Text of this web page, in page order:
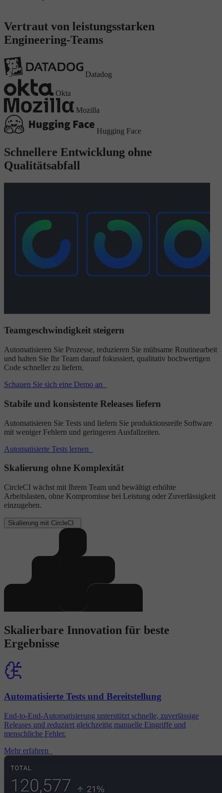
Vertraut von leistungsstarken
Engineering-Teams
Datadog
Okta
Mozilla
Hugging Face
Schnellere Entwicklung ohne
Qualitätsabfall
Teamgeschwindigkeit steigern
Automatisieren Sie Prozesse, reduzieren Sie mühsame Routinearbeit
und halten Sie Ihr Team darauf fokussiert, qualitativ hochwertigen
Code schneller zu liefern.
Schauen Sie sich eine Demo an
Stabile und konsistente Releases liefern
Automatisieren Sie Tests und liefern Sie produktionsreife Software
mit weniger Fehlern und geringeren Ausfallzeiten.
Automatisierte Tests lernen
Skalierung ohne Komplexität
CircleCI wächst mit Ihrem Team und bewältigt erhöhte
Arbeitslasten, ohne Kompromisse bei Leistung oder Zuverlässigkeit
einzugehen.
Skalierung mit CircleCI
Skalierbare Innovation für beste
Ergebnisse
Automatisierte Tests und Bereitstellung
End-to-End-Automatisierung unterstützt schnelle, zuverlässige
Releases und reduziert gleichzeitig manuelle Eingriffe und
menschliche Fehler.
Mehr erfahren